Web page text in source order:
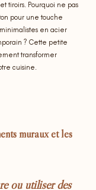
tiroirs. Pourquoi ne pas
pour une touche
en acier
? Cette petite
transformer
cuisine.
muraux et les
ou utiliser des